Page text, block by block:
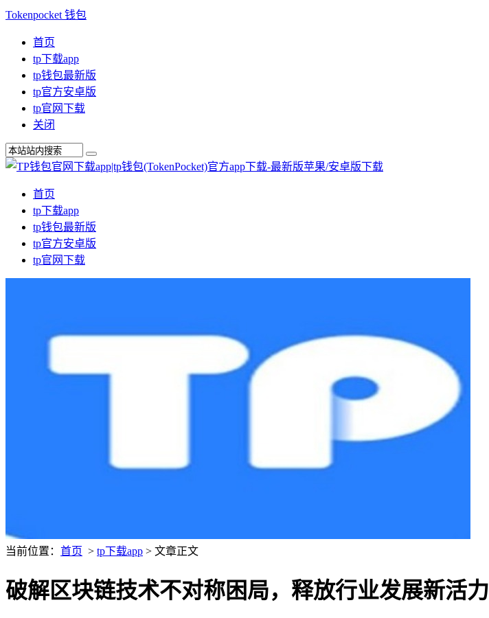
Tokenpocket 钱包
首页
tp下载app
tp钱包最新版
tp官方安卓版
tp官网下载
关闭
首页
tp下载app
tp钱包最新版
tp官方安卓版
tp官网下载
当前位置： 首页 > tp下载app > 文章正文
破解区块链技术不对称困局，释放行业发展新活力